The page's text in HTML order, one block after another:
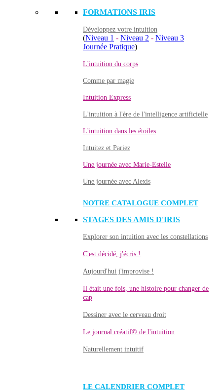
FORMATIONS IRIS
Développez votre intuition
(Niveau 1 - Niveau 2 - Niveau 3
Journée Pratique)
L'intuition du corps
Comme par magie
Intuition Express
L'intuition à l'ère de l'intelligence artificielle
L'intuition dans les étoiles
Intuitez et Pariez
Une journée avec Marie-Estelle
Une journée avec Alexis
NOTRE CATALOGUE COMPLET
STAGES DES AMIS D'IRIS
Explorer son intuition avec les constellations
C'est décidé, j'écris !
Aujourd'hui j'improvise !
Il était une fois, une histoire pour changer de
cap
Dessiner avec le cerveau droit
Le journal créatif© de l'intuition
Naturellement intuitif
LE CALENDRIER COMPLET